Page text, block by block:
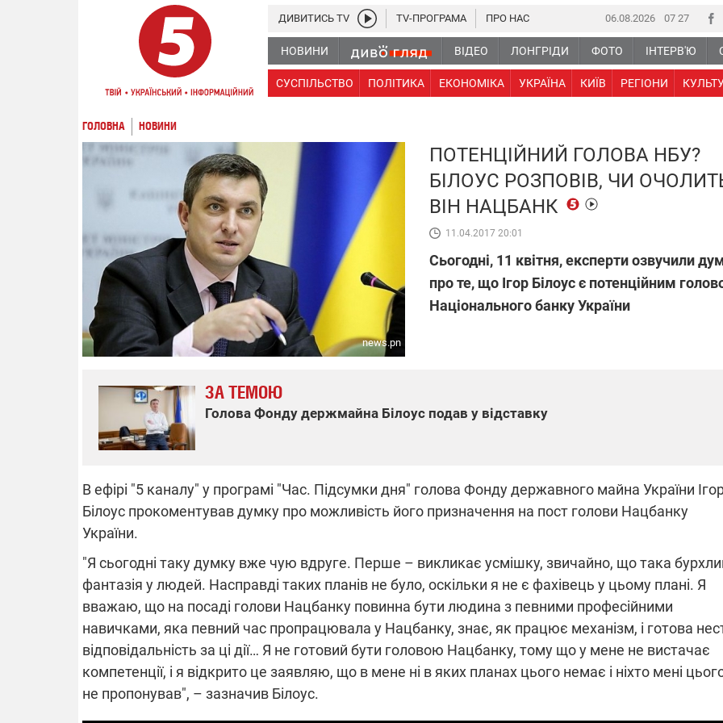
06.08.2026 07:27
НОВИНИ ВІДЕО ЛОНГРІДИ ФОТО ІНТЕРВ'Ю
СУСПІЛЬСТВО ПОЛІТИКА ЕКОНОМІКА УКРАЇНА КИЇВ РЕГІОНИ
ДИВИТИСЬ TV TV-ПРОГРАМА ПРО НАС
ГОЛОВНА НОВИНИ
news.pn
ПОТЕНЦІЙНИЙ ГОЛОВА НБУ?
БІЛОУС РОЗПОВІВ, ЧИ
ВІН НАЦБАНК
11.04.2017 20:01
Сьогодні, 11 квітня, експерти озвучили
про те, що Ігор Білоус є потенційним
Національного банку України
ЗА ТЕМОЮ
Голова Фонду держмайна Білоус подав у відставку
В ефірі "5 каналу" у програмі "Час. Підсумки дня" голова Фонду державного майна України
Білоус прокоментував думку про можливість його призначення на пост голови Нацбанку
України.
"Я сьогодні таку думку вже чую вдруге. Перше – викликає усмішку, звичайно, що така
фантазія у людей. Насправді таких планів не було, оскільки я не є фахівець у цьому плані. Я
вважаю, що на посаді голови Нацбанку повинна бути людина з певними професійними
навичками, яка певний час пропрацювала у Нацбанку, знає, як працює механізм, і готова
відповідальність за ці дії… Я не готовий бути головою Нацбанку, тому що у мене не вистачає
компетенції, і я відкрито це заявляю, що в мене ні в яких планах цього немає і ніхто мені
не пропонував", – зазначив Білоус.
областях залишається без світла після
російських обстрілів
Готуйте павербанки: через аномальну
взялося за колишнього
директора Енергоатому
З колишнього віцепрем'єра
08.09.2025 12:09
Підтримай
"Машинерію війни" та
виграй легендарний
11.08.2025 15:16
Працюють на